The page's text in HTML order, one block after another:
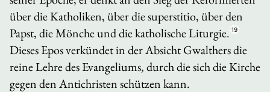
über die Katholiken, über diesuperstitio, über den
Papst, die Mönche und die katholische Liturgie. 19
Dieses Epos verkündet in der Absicht Gwalthers die
reine Lehre des Evangeliums, durch die sich die Kirche
gegen den Antichristen schützen kann.